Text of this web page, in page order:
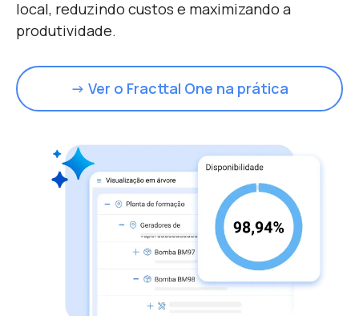
local, reduzindo custos e maximizando a
produtividade.
→ Ver o Fracttal One na prática